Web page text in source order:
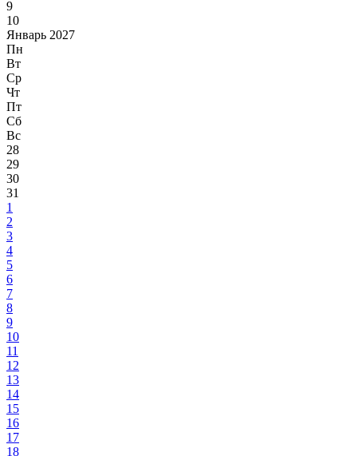
9
10
Январь 2027
Пн
Вт
Ср
Чт
Пт
Сб
Вс
28
29
30
31
1
2
3
4
5
6
7
8
9
10
11
12
13
14
15
16
17
18